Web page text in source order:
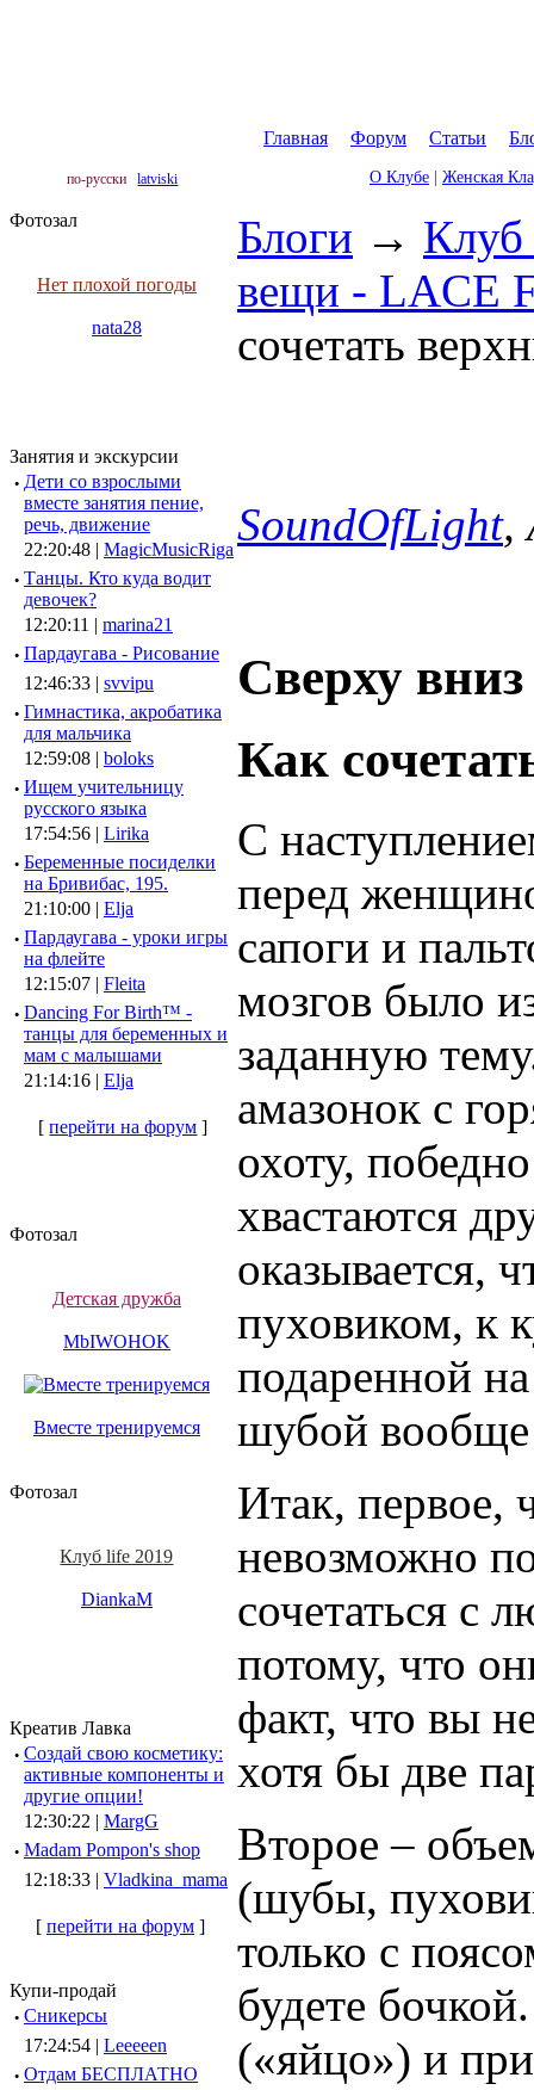
Главная Форум Статьи
по-русски latviski О Клубе Женская
Фотозал
Нет плохой погоды
nata28
Занятия и экскурсии
· Дети со взрослыми
вместе занятия пение,
речь, движение
22:20:48 | MagicMusicRiga
· Танцы. Кто куда водит
девочек?
12:20:11 | marina21
· Пардаугава - Рисование
12:46:33 | svvipu
· Гимнастика, акробатика
для мальчика
12:59:08 | boloks
· Ищем учительницу
русского языка
17:54:56 | Lirika
· Беременные посиделки
на Бривибас, 195.
21:10:00 | Elja
· Пардаугава - уроки игры
на флейте
12:15:07 | Fleita
· Dancing For Birth™ -
танцы для беременных и
мам с малышами
21:14:16 | Elja
[перейти на форум ]
Фотозал
Детская дружба
MbIWOHOK
Вместе тренируемся
Фотозал
Клуб life 2019
DiankaM
Креатив Лавка
· Создай свою косметику:
активные компоненты и
другие опции!
12:30:22 | MargG
· Madam Pompon's shop
12:18:33 | Vladkina_mama
[ перейти на форум ]
Купи-продай
· Сникерсы
17:24:54 | Leeeeen
· Отдам БЕСПЛАТНО
Блоги →
вещи - LACE
сочетать
SoundOfLight,
Сверху вниз
Как
С
перед
сапоги и
мозгов было
заданную
амазонок с
охоту,
хвастаются
оказывается,
пуховиком, к
подаренной
шубой вообще
Итак, первое,
невозможно
сочетаться с
потому, что
факт, что вы
хотя бы две
Второе –
(шубы,
только с
будете
(«яйцо») и